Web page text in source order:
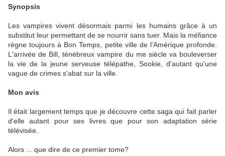
Synopsis
Les vampires vivent désormais parmi les humains grâce à un
substitut leur permettant de se nourrir sans tuer. Mais la méfiance
règne toujours à Bon Temps, petite ville de l'Amérique profonde.
L'arrivée de Bill, ténébreux vampire du me siècle va bouleverser
la vie de la jeune serveuse télépathe, Sookie, d'autant qu'une
vague de crimes s'abat sur la ville.
Mon avis
Il était largement temps que je découvre cette saga qui fait parler
d'elle autant pour ses livres que pour son adaptation série
télévisée.
Alors ... que dire de ce premier tome?